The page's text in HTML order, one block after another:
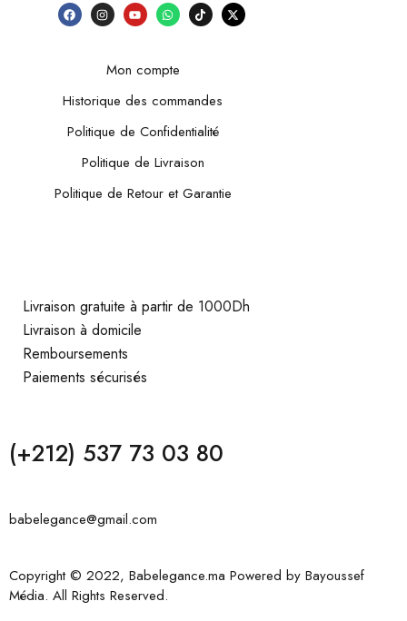
Mon compte
Historique des commandes
Politique de Confidentialité
Politique de Livraison
Politique de Retour et Garantie
Livraison gratuite à partir de 1000Dh
Livraison à domicile
Remboursements
Paiements sécurisés
(+212) 537 73 03 80
babelegance@gmail.com
Copyright © 2022, Babelegance.ma Powered by Bayoussef
Média. All Rights Reserved.